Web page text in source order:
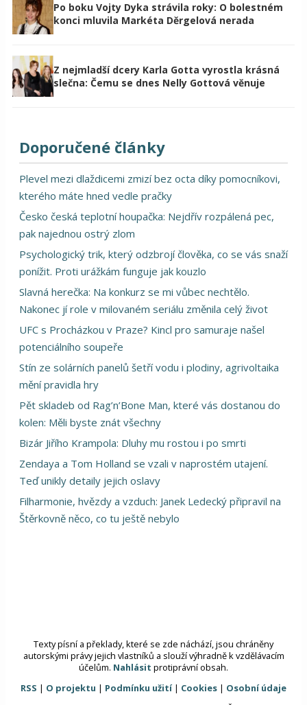
Po boku Vojty Dyka strávila roky: O bolestném
konci mluvila Markéta Děrgelová nerada
Z nejmladší dcery Karla Gotta vyrostla krásná
slečna: Čemu se dnes Nelly Gottová věnuje
Doporučené články
Plevel mezi dlaždicemi zmizí bez octa díky pomocníkovi,
kterého máte hned vedle pračky
Česko česká teplotní houpačka: Nejdřív rozpálená pec,
pak najednou ostrý zlom
Psychologický trik, který odzbrojí člověka, co se vás snaží
ponížit. Proti urážkám funguje jak kouzlo
Slavná herečka: Na konkurz se mi vůbec nechtělo.
Nakonec jí role v milovaném seriálu změnila celý život
UFC s Procházkou v Praze? Kincl pro samuraje našel
potenciálního soupeře
Stín ze solárních panelů šetří vodu i plodiny, agrivoltaika
mění pravidla hry
Pět skladeb od Rag’n’Bone Man, které vás dostanou do
kolen: Měli byste znát všechny
Bizár Jiřího Krampola: Dluhy mu rostou i po smrti
Zendaya a Tom Holland se vzali v naprostém utajení.
Teď unikly detaily jejich oslavy
Filharmonie, hvězdy a vzduch: Janek Ledecký připravil na
Štěrkovně něco, co tu ještě nebylo
Texty písní a překlady, které se zde náchází, jsou chráněny
autorskými právy jejich vlastníků a slouží výhradně k vzdělávacím
účelům. Nahlásit protiprávní obsah.
RSS | O projektu | Podmínku užití| Cookies | Osobní údaje